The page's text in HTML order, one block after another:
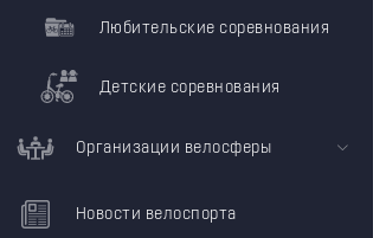
Любительские соревнования
Детские соревнования
Организации велосферы
Новости велоспорта